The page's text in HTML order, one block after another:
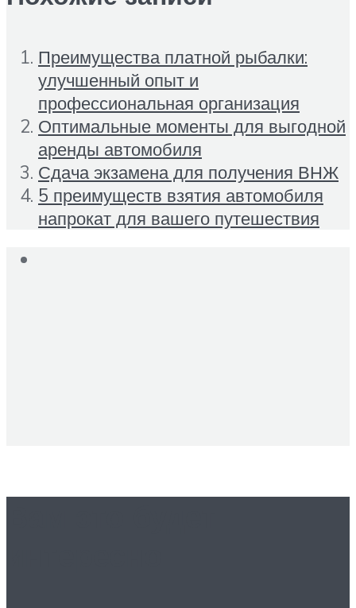
Преимущества платной рыбалки:
улучшенный опыт и
профессиональная организация
Оптимальные моменты для выгодной
аренды автомобиля
Сдача экзамена для получения ВНЖ
5 преимуществ взятия автомобиля
напрокат для вашего путешествия